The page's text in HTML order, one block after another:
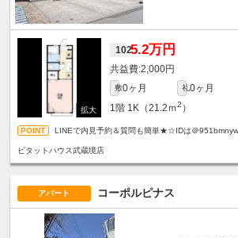
1025.2万円
2,000円
敷0ヶ月 礼0ヶ月
1階 1K（21.2ｍ2 ）
LINEで内見予約＆質問も簡単★☆IDは＠951bmnyw
ピタットハウス武蔵境店
アパート コーポルピナス